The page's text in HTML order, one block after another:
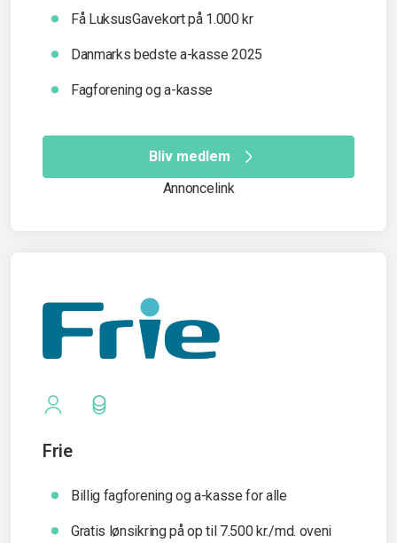
Få LuksusGavekort på 1.000 kr
Danmarks bedste a-kasse 2025
Fagforening og a-kasse
Bliv medlem
Annoncelink
Frie
Billig fagforening og a-kasse for alle
Gratis lønsikring på op til 7.500 kr./md. oveni